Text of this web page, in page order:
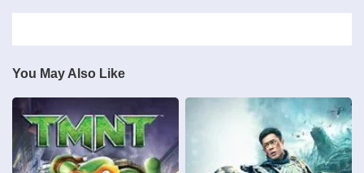
You May Also Like